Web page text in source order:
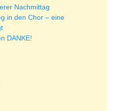
Nachmittag
in den Chor – eine
DANKE!